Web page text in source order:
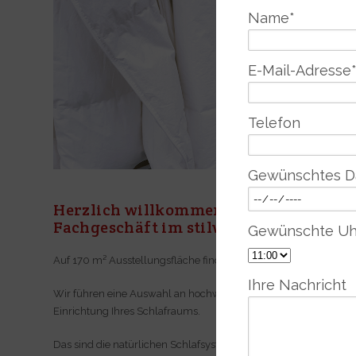
Herzlich willkommen bei
Fachgeschäft im stilwerk Hamburg.
Auf 170 m² Ausstellungsfläche finden Sie alles für einen
Wir führen eine Auswahl an hochwertigen, nachhaltigen
Einrichtung Ihres Schlafraums.
Das sind die natürlichen Schlafsysteme und Naturmatratzen
Name*
E-Mail-Adresse*
Telefon
Gewünschtes
Gewünschte
Ihre Nachricht